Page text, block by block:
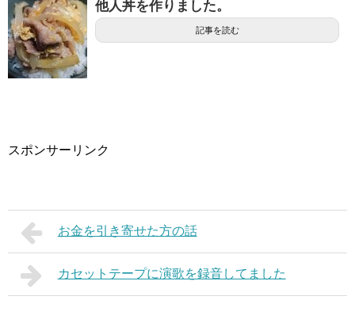
他人丼を作りました。
記事を読む
スポンサーリンク
お金を引き寄せた方の話
カセットテープに演歌を録音してました